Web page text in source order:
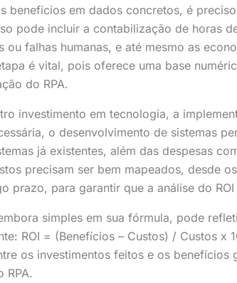
benefícios em dados concretos, é
pode incluir a contabilização de horas
ou falhas humanas, e até mesmo as
é vital, pois oferece uma base
do RPA.
investimento em tecnologia, a
o desenvolvimento de sistemas
já existentes, além das despesas
precisam ser bem mapeados, desde
prazo, para garantir que a análise do
simples em sua fórmula, pode
ROI = (Benefícios – Custos) / Custos x
os investimentos feitos e os
RPA.